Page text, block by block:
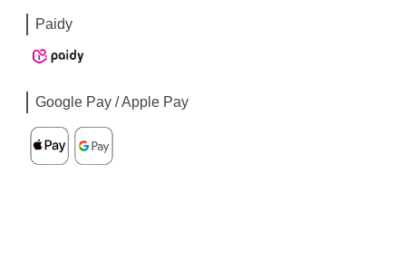
Paidy
Google Pay / Apple Pay